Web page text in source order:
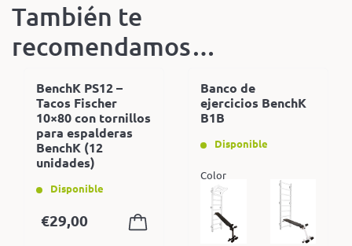
También te
recomendamos…
BenchK PS12 –
Tacos Fischer
10×80 con tornillos
para espalderas
BenchK (12
unidades)
Disponible
€29,00
Banco de
ejercicios BenchK
B1B
Disponible
Color